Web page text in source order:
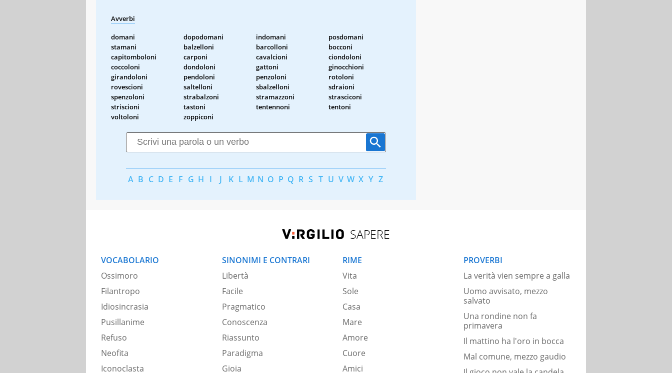
Avverbi
domani dopodomani indomani
posdomani
stamani
balzelloni barcolloni
bocconi
capitomboloni
carponi cavalcioni
ciondoloni
coccoloni
dondoloni gattoni
ginocchioni
girandoloni
pendoloni penzoloni
rotoloni
rovescioni
saltelloni sbalzelloni
sdraioni
spenzoloni
strabalzoni stramazzoni
strasciconi
striscioni
tastoni tentennoni
tentoni
voltoloni
zoppiconi
A B C D E F G H I J K L M N O P Q R S T U V W X Y Z
SAPERE
VOCABOLARIO
Ossimoro
Filantropo
Idiosincrasia
Pusillanime
Refuso
Neofita
Iconoclasta
SINONIMI E CONTRARI
Libertà
Facile
Pragmatico
Conoscenza
Riassunto
Paradigma
Gioia
RIME
Vita
Sole
Casa
Mare
Amore
Cuore
Amici
PROVERBI
La verità vien sempre a galla
Uomo avvisato, mezzo
salvato
Una rondine non fa
primavera
Il mattino ha l'oro in bocca
Mal comune, mezzo gaudio